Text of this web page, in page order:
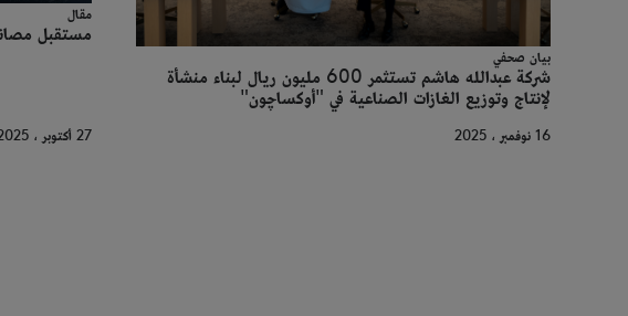
بيان صحفي
شركة عبدالله هاشم تستثمر 600 مليون ريال لبناء منشأة
لإنتاج وتوزيع الغازات الصناعية في "أوكساچون"
16 نوفمبر ، 2025
مقال
مستقبل
27 أكتوبر ، 2025